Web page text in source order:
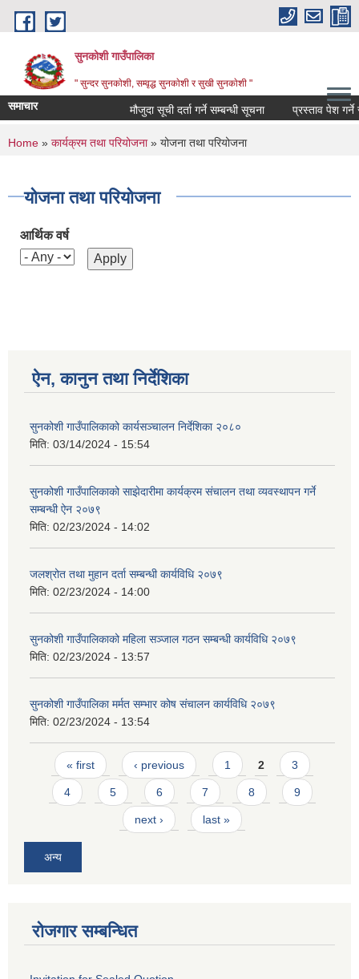
Skip to main content
सुनकोशी गाउँपालिका
" सुन्दर सुनकाेशी, सम्वृद्ध सुनकाेशी र सुखी सुनकाेशी "
समाचार मौजुदा सूची दर्ता गर्ने सम्बन्धी सूचना प्रस्ताव पेश गर्ने
You are here
Home » कार्यक्रम तथा परियोजना» योजना तथा परियोजना
योजना तथा परियोजना
आर्थिक वर्ष
ऐन, कानुन तथा निर्देशिका
सुनकोशी गाउँपालिकाको कार्यसञ्चालन निर्देशिका २०८०
मिति: 03/14/2024 - 15:54
सुनकोशी गाउँपालिकाको साझेदारीमा कार्यक्रम संचालन तथा व्यवस्थापन गर्ने
सम्बन्धी ऐन २०७९
मिति: 02/23/2024 - 14:02
जलश्रोत तथा मुहान दर्ता सम्बन्धी कार्यविधि २०७९
मिति: 02/23/2024 - 14:00
सुनकोशी गाउँपालिकाको महिला सञ्जाल गठन सम्बन्धी कार्यविधि २०७९
मिति: 02/23/2024 - 13:57
सुनकोशी गाउँपालिका मर्मत सम्भार कोष संचालन कार्यविधि २०७९
मिति: 02/23/2024 - 13:54
Pages
« first ‹ previous 1 2 3
4 5 6 7 8 9
next › last »
अन्य
रोजगार सम्बन्धित